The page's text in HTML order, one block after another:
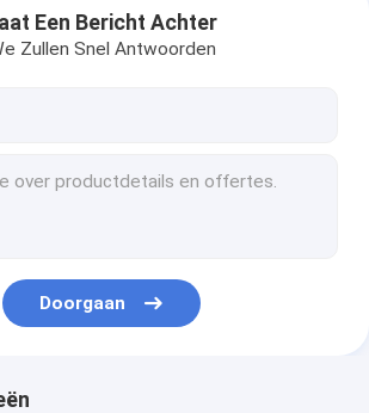
Een Bericht Achter
Zullen Snel Antwoorden
Doorgaan